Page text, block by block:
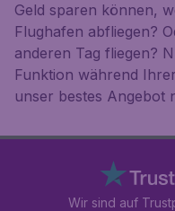
Geld sparen können,
Flughafen abfliegen?
anderen Tag fliegen?
Funktion während
unser bestes Angebot
Wir sind auf